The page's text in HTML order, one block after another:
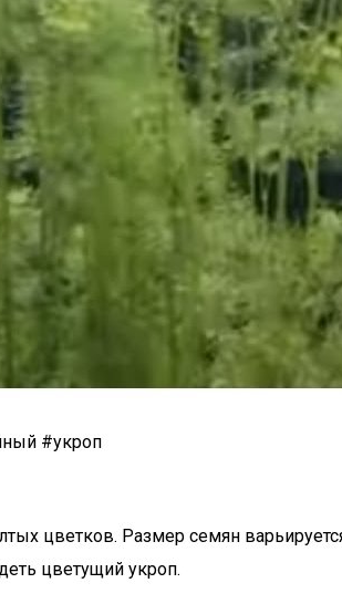
#укроп
цветков. Размер семян
цветущий укроп.